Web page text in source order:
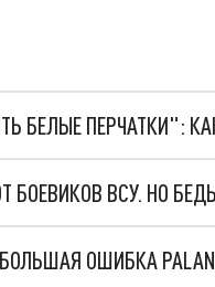
БЕЛЫЕ ПЕРЧАТКИ":
БОЕВИКОВ ВСУ. НО